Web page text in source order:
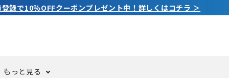
3,980円（税込）以上のご購入で送料無料！
もっと見る